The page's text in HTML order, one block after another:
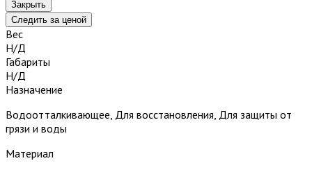
Закрыть
Следить за ценой
Вес
Н/Д
Габариты
Н/Д
Назначение
Водоотталкивающее, Для восстановления, Для защиты от
грязи и воды
Материал